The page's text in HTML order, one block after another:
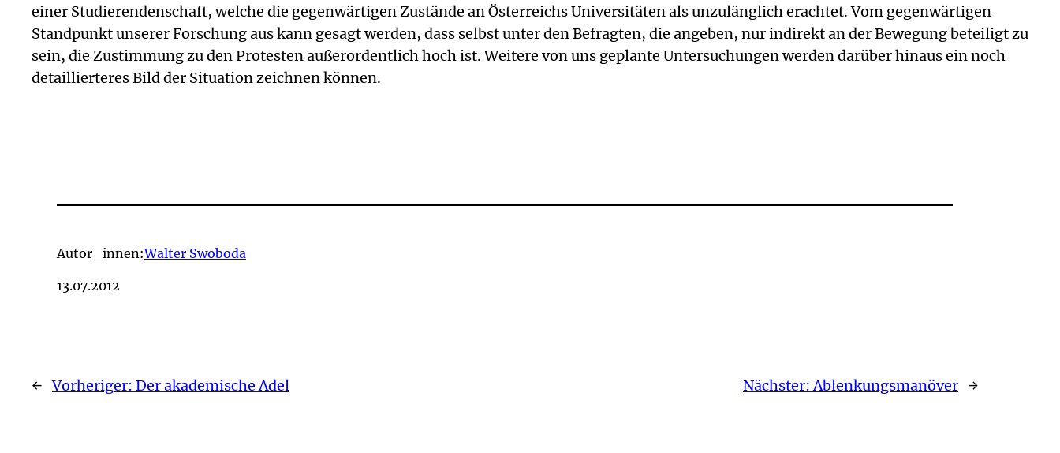
einer Studierendenschaft, welche die gegenwärtigen Zustände an Österreichs Universitäten als unzulänglich erachtet. Vom gegenwärtigen
Standpunkt unserer Forschung aus kann gesagt werden, dass selbst unter den Befragten, die angeben, nur indirekt an der Bewegung beteiligt zu
sein, die Zustimmung zu den Protesten außerordentlich hoch ist. Weitere von uns geplante Untersuchungen werden darüber hinaus ein noch
detaillierteres Bild der Situation zeichnen können.
Autor_innen:Walter Swoboda
13.07.2012
← Vorheriger: Der akademische Adel Nächster: Ablenkungsmanöver →